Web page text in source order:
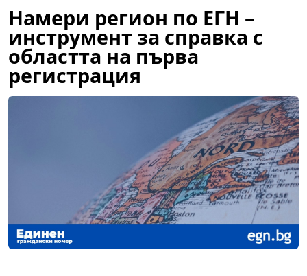
Намери регион по ЕГН –
инструмент за справка с
областта на първа
регистрация